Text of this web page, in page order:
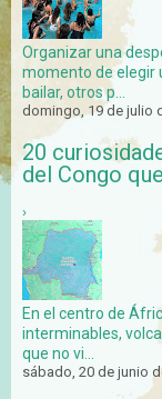
Organizar una
momento de elegir
bailar, otros p...
domingo, 19 de julio
20
del Congo
›
En el centro de
interminables,
que no vi...
sábado, 20 de junio